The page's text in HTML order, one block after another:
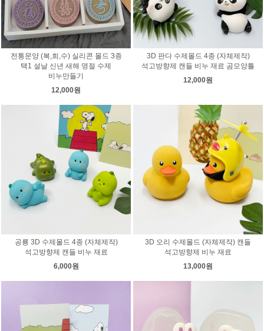
전통문양 (복,희,수) 실리콘 몰드 3종
택1 설날 신년 새해 명절 수제
비누만들기
12,000원
3D 판다 수제몰드 4종 (자체제작)
석고방향제 캔들 비누 재료 곰모양틀
12,000원
공룡 3D 수제몰드 4종 (자체제작)
석고방향제 캔들 비누 재료
6,000원
3D 오리 수제몰드 (자체제작) 캔들
석고방향제 비누 재료
13,000원